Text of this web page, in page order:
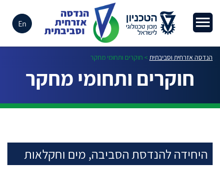
En
הנדסה אזרחית וסביבתית> חוקרים ותחומי מחקר
חוקרים ותחומי מחקר
היחידה להנדסת הסביבה, מים וחקלאות